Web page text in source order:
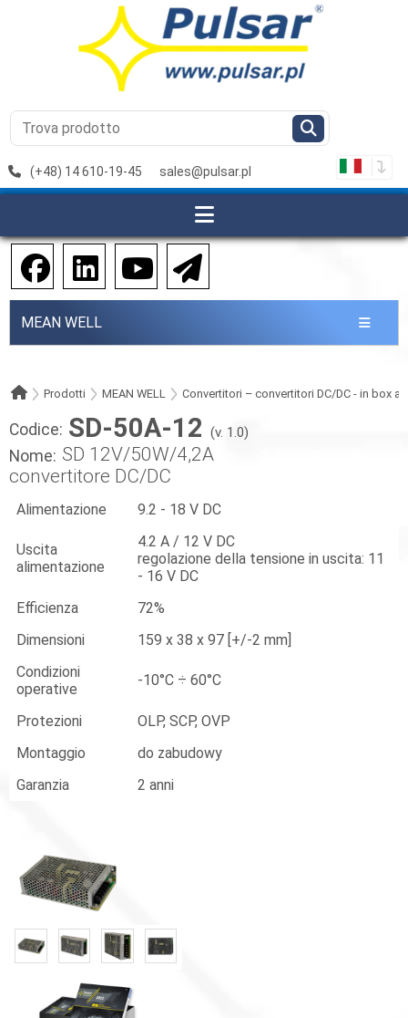
(+48) 14 610-19-45 sales@pulsar.pl
MEAN WELL
Prodotti MEAN WELL Convertitori – convertitori DC/DC - in box a
Codice: SD-50A-12 (v. 1.0)
Nome: SD 12V/50W/4,2A
convertitore DC/DC
Alimentazione 9.2 - 18 V DC
Uscita
alimentazione
4.2 A / 12 V DC
regolazione della tensione in uscita: 11
- 16 V DC
Efficienza
72%
Dimensioni
159 x 38 x 97 [+/-2 mm]
Condizioni
operative
-10°C ÷ 60°C
Protezioni
OLP, SCP, OVP
Montaggio
do zabudowy
Garanzia
2 anni